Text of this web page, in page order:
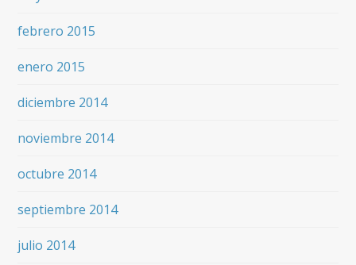
febrero 2015
enero 2015
diciembre 2014
noviembre 2014
octubre 2014
septiembre 2014
julio 2014